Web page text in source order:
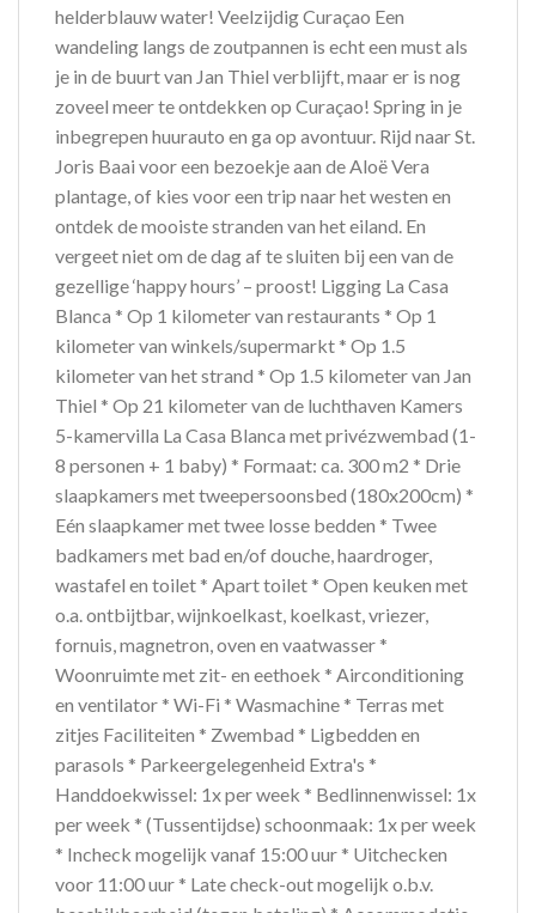
helderblauw water! Veelzijdig Curaçao Een
wandeling langs de zoutpannen is echt een must als
je in de buurt van Jan Thiel verblijft, maar er is nog
zoveel meer te ontdekken op Curaçao! Spring in je
inbegrepen huurauto en ga op avontuur. Rijd naar St.
Joris Baai voor een bezoekje aan de Aloë Vera
plantage, of kies voor een trip naar het westen en
ontdek de mooiste stranden van het eiland. En
vergeet niet om de dag af te sluiten bij een van de
gezellige ‘happy hours’ – proost! Ligging La Casa
Blanca * Op 1 kilometer van restaurants * Op 1
kilometer van winkels/supermarkt * Op 1.5
kilometer van het strand * Op 1.5 kilometer van Jan
Thiel * Op 21 kilometer van de luchthaven Kamers
5-kamervilla La Casa Blanca met privézwembad (1-
8 personen + 1 baby) * Formaat: ca. 300 m2 * Drie
slaapkamers met tweepersoonsbed (180x200cm) *
Eén slaapkamer met twee losse bedden * Twee
badkamers met bad en/of douche, haardroger,
wastafel en toilet * Apart toilet * Open keuken met
o.a. ontbijtbar, wijnkoelkast, koelkast, vriezer,
fornuis, magnetron, oven en vaatwasser *
Woonruimte met zit- en eethoek * Airconditioning
en ventilator * Wi-Fi * Wasmachine * Terras met
zitjes Faciliteiten * Zwembad * Ligbedden en
parasols * Parkeergelegenheid Extra's *
Handdoekwissel: 1x per week * Bedlinnenwissel: 1x
per week * (Tussentijdse) schoonmaak: 1x per week
* Incheck mogelijk vanaf 15:00 uur * Uitchecken
voor 11:00 uur * Late check-out mogelijk o.b.v.